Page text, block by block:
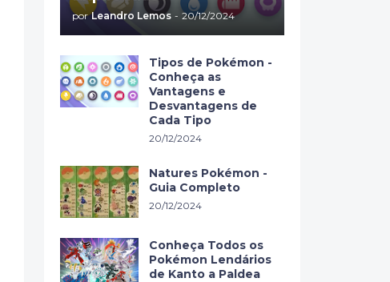
por Leandro Lemos - 20/12/2024
Tipos de Pokémon -
Conheça as
Vantagens e
Desvantagens de
Cada Tipo
20/12/2024
Natures Pokémon -
Guia Completo
20/12/2024
Conheça Todos os
Pokémon Lendários
de Kanto a Paldea